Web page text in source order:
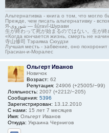
Альтернативка - книга о том, что могло
Прежде, чем писать альтернативку -
Я-شوروی — šûravî-Шурави
生が終わって死が始まるのではない。生が終
«Когда кончается жизнь, смерть не
寺山修司 Тэраяма Сюудзи
Лучшая месть - забвение, оно похоронит
Грасиан-и-Моралес
Ольгерт Иванов
Новичок
Возраст: 62
Репутация: 24906 (+25005/−99)
Лояльность: 2007 (+2212/−205)
Сообщения: 5396
Зарегистрирован: 13.12.2010
С нами: 15 лет 7 месяцев
Имя: Ольгерт Иванов
Откуда: Украина Чернигов